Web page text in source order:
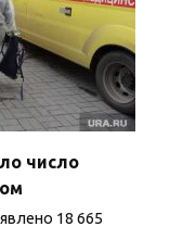
число
18 665